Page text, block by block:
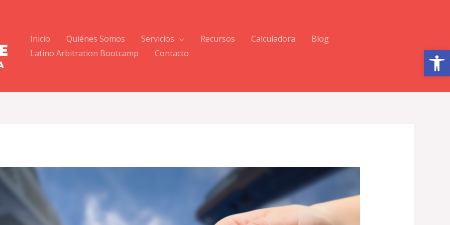
Abrir barra de herramientas
Inicio Quiénes Somos Servicios Recursos Calculadora
Blog
Latino Arbitration Bootcamp
Contacto